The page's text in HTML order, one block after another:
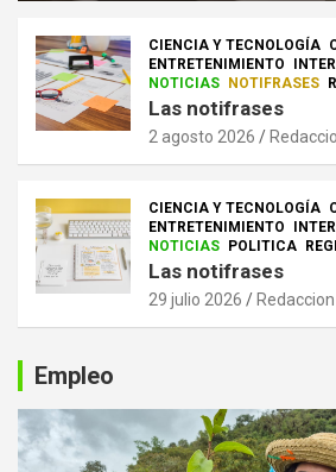
CIENCIA Y TECNOLOGÍA
ENTRETENIMIENTO
NOTICIAS
NOTIFRASES
Las notifrases
2 agosto 2026
CIENCIA Y TECNOLOGÍA
ENTRETENIMIENTO
NOTICIAS
POLITICA
Las notifrases
29 julio 2026
Empleo